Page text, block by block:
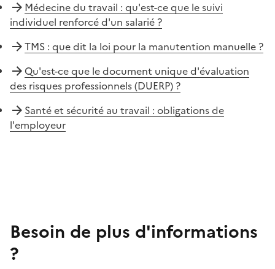
Médecine du travail : qu'est-ce que le suivi
individuel renforcé d'un salarié ?
TMS : que dit la loi pour la manutention manuelle ?
Qu'est-ce que le document unique d'évaluation
des risques professionnels (DUERP) ?
Santé et sécurité au travail : obligations de
l'employeur
Besoin de plus d'informations
?